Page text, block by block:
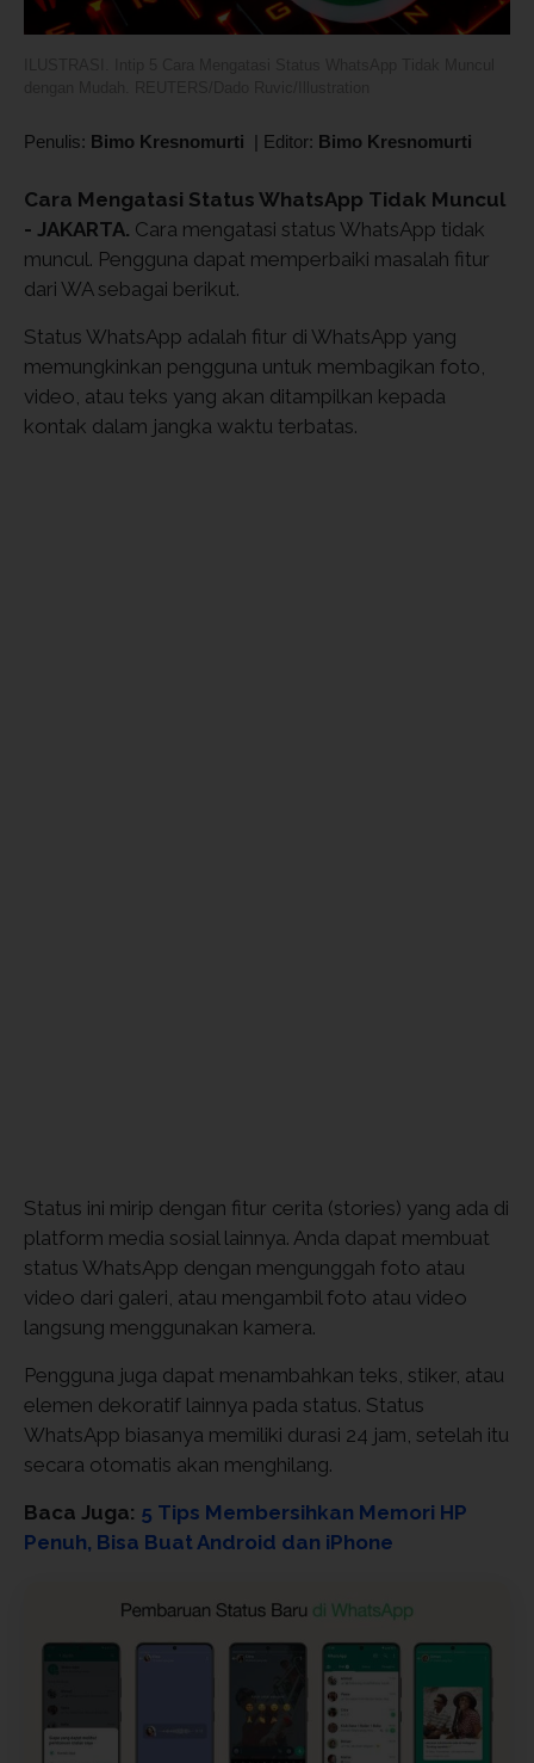
Penulis: Bimo Kresnomurti | Editor: Bimo Kresnomurti
Cara Mengatasi Status WhatsApp Tidak Muncul
- JAKARTA. Cara mengatasi status WhatsApp tidak
muncul. Pengguna dapat memperbaiki masalah fitur
dari WA sebagai berikut.
Status WhatsApp adalah fitur di WhatsApp yang
memungkinkan pengguna untuk membagikan foto,
video, atau teks yang akan ditampilkan kepada
kontak dalam jangka waktu terbatas.
Status ini mirip dengan fitur cerita (stories) yang ada di
platform media sosial lainnya. Anda dapat membuat
status WhatsApp dengan mengunggah foto atau
video dari galeri, atau mengambil foto atau video
langsung menggunakan kamera.
Pengguna juga dapat menambahkan teks, stiker, atau
elemen dekoratif lainnya pada status. Status
WhatsApp biasanya memiliki durasi 24 jam, setelah itu
secara otomatis akan menghilang.
Baca Juga: 5 Tips Membersihkan Memori HP
Penuh, Bisa Buat Android dan iPhone